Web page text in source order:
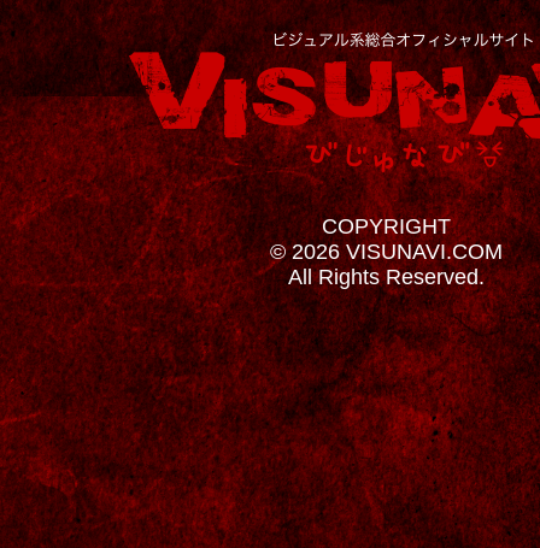
COPYRIGHT
© 2026 VISUNAVI.COM
All Rights Reserved.